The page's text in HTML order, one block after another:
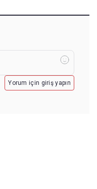
Yorum için giriş yapın